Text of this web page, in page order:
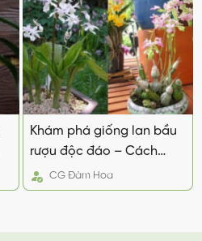
Khám phá giống lan bầu
rượu độc đáo – Cách
trồng và chăm sóc
CG Đàm Hoa